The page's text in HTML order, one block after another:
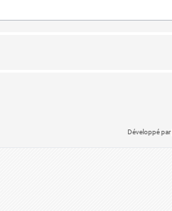
Développé par